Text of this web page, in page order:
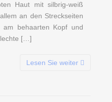
Haut mit silbrig-weiß
an den Streckseiten
behaarten Kopf und
[…]
Lesen Sie weiter